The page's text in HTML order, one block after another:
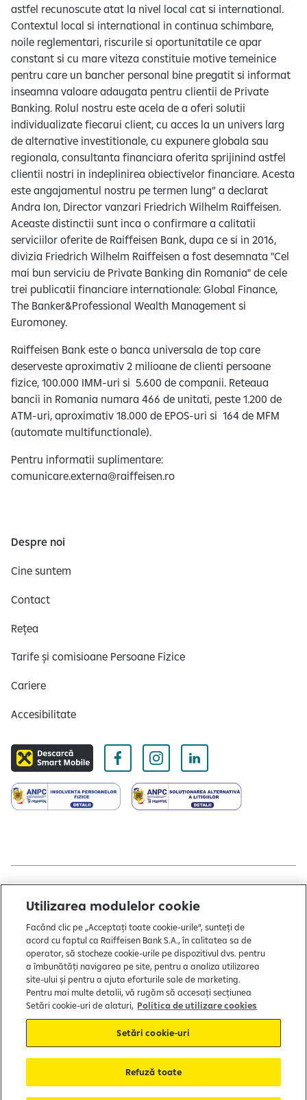
astfel recunoscute atat la nivel local cat si international.
Contextul local si international in continua schimbare,
noile reglementari, riscurile si oportunitatile ce apar
constant si cu mare viteza constituie motive temeinice
pentru care un bancher personal bine pregatit si informat
inseamna valoare adaugata pentru clientii de Private
Banking. Rolul nostru este acela de a oferi solutii
individualizate fiecarui client, cu acces la un univers larg
de alternative investitionale, cu expunere globala sau
regionala, consultanta financiara oferita sprijinind astfel
clientii nostri in indeplinirea obiectivelor financiare. Acesta
este angajamentul nostru pe termen lung” a declarat
Andra Ion, Director vanzari Friedrich Wilhelm Raiffeisen.
Aceaste distinctii sunt inca o confirmare a calitatii
serviciilor oferite de Raiffeisen Bank, dupa ce si in 2016,
divizia Friedrich Wilhelm Raiffeisen a fost desemnata "Cel
mai bun serviciu de Private Banking din Romania" de cele
trei publicatii financiare internationale: Global Finance,
The Banker&Professional Wealth Management si
Euromoney.
Raiffeisen Bank este o banca universala de top care
deserveste aproximativ 2 milioane de clienti persoane
fizice, 100.000 IMM-uri si 5.600 de companii. Reteaua
bancii in Romania numara 466 de unitati, peste 1.200 de
ATM-uri, aproximativ 18.000 de EPOS-uri si 164 de MFM
(automate multifunctionale).
Pentru informatii suplimentare:
comunicare.externa@raiffeisen.ro
Despre noi
Cine suntem
Contact
Rețea
Tarife și comisioane Persoane Fizice
Cariere
Accesibilitate
Termeni și condiții
Politică de utilizare cookies
Preferințe cookie-uri
Politica de confidențialitate
Protecția consumatorului
Soluționarea alternativă a litigiilor
Utilizarea modulelor cookie
Facând clic pe „Acceptați toate cookie-urile”, sunteți de
acord cu faptul ca Raiffeisen Bank S.A., în calitatea sa de
operator, să stocheze cookie-urile pe dispozitivul dvs. pentru
a îmbunătăți navigarea pe site, pentru a analiza utilizarea
site-ului și pentru a ajuta eforturile sale de marketing.
Pentru mai multe detalii, vă rugăm să accesați secțiunea
Setări cookie-uri de alaturi, Politica de utilizare cookies
Setări cookie-uri
Refuză toate